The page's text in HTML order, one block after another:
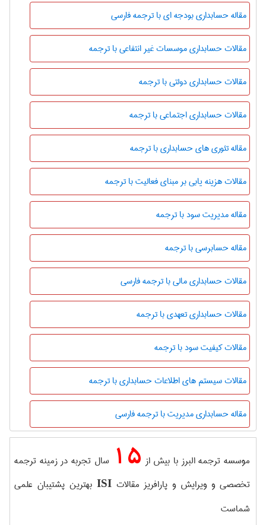
مقاله حسابداری بودجه ای با ترجمه فارسی
مقالات حسابداری موسسات غیر انتفاعی با ترجمه
مقالات حسابداری دولتی با ترجمه
مقالات حسابداری اجتماعی با ترجمه
مقاله تئوری های حسابداری با ترجمه
مقالات هزینه یابی بر مبنای فعالیت با ترجمه
مقاله مدیریت سود با ترجمه
مقاله حسابرسی با ترجمه
مقالات حسابداری مالی با ترجمه فارسی
مقالات حسابداری تعهدی با ترجمه
مقالات کیفیت سود با ترجمه
مقالات سیستم های اطلاعات حسابداری با ترجمه
مقاله حسابداری مدیریت با ترجمه فارسی
موسسه ترجمه البرز با بیش از 15 سال تجربه در زمینه ترجمه
تخصصی و ویرایش و پارافریز مقالاتISI بهترین پشتیبان علمی
شماست